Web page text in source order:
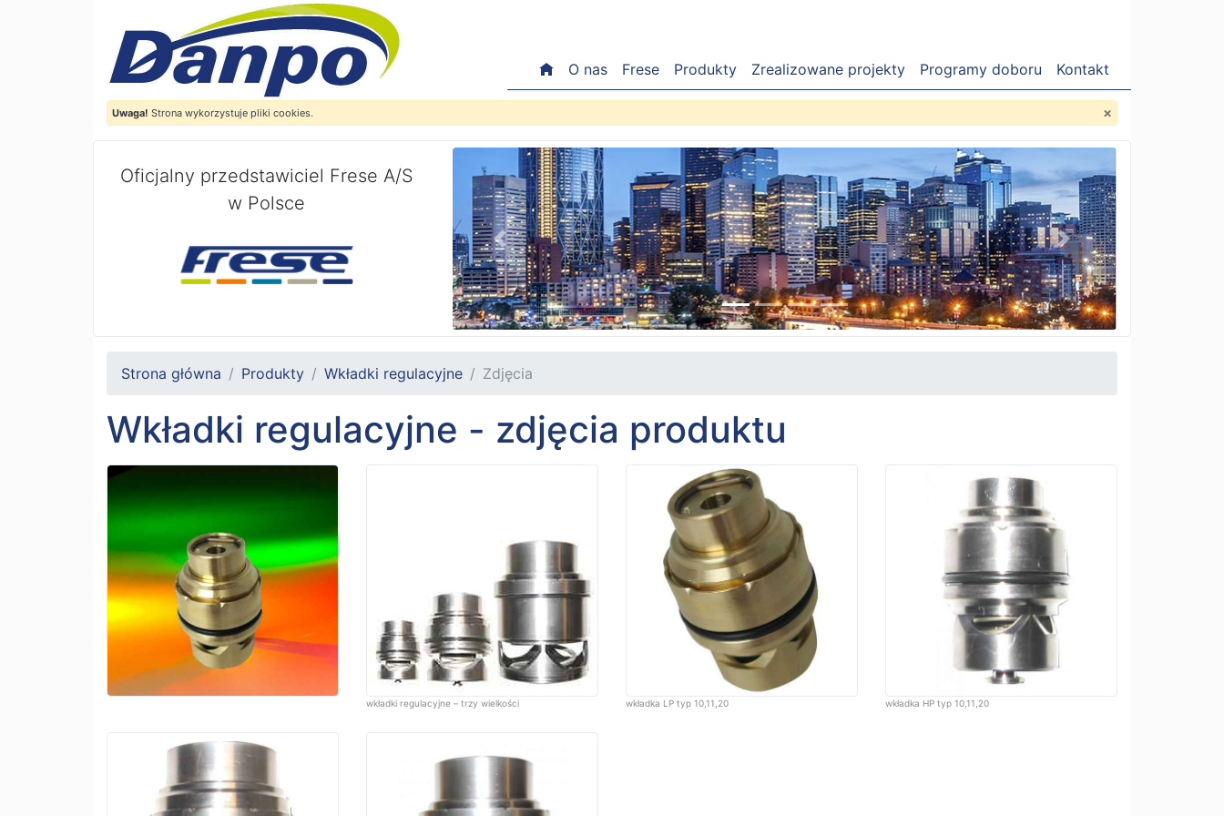
O nas Frese Produkty Zrealizowane projekty Programy doboru Kontakt
Uwaga! Strona wykorzystuje pliki cookies. ×
Oficjalny przedstawiciel Frese A/S
w Polsce
Previous Next
Strona główna Produkty Wkładki regulacyjne Zdjęcia
Wkładki regulacyjne - zdjęcia produktu
wkładki regulacyjne – trzy wielkości wkładka LP typ 10,11,20 wkładka HP typ 10,11,20